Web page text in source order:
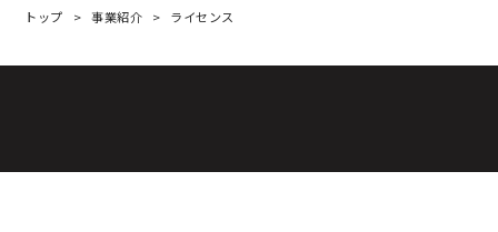
トップ 事業紹介 ライセンス